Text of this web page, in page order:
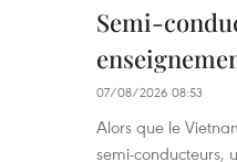
Semi-
07/08/2026 08:53
Alors que le
semi-conducteurs,